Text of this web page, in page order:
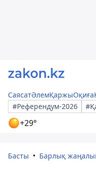
СаясатӘлемҚаржыОқиға
#Референдум-2026
+29°
Басты Барлық